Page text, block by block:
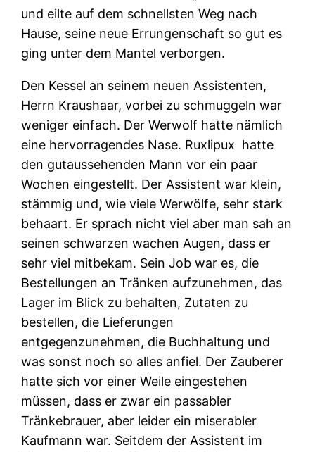
und eilte auf dem schnellsten Weg nach
Hause, seine neue Errungenschaft so gut es
ging unter dem Mantel verborgen.
Den Kessel an seinem neuen Assistenten,
Herrn Kraushaar, vorbei zu schmuggeln war
weniger einfach. Der Werwolf hatte nämlich
eine hervorragendes Nase. Ruxlipux hatte
den gutaussehenden Mann vor ein paar
Wochen eingestellt. Der Assistent war klein,
stämmig und, wie viele Werwölfe, sehr stark
behaart. Er sprach nicht viel aber man sah an
seinen schwarzen wachen Augen, dass er
sehr viel mitbekam. Sein Job war es, die
Bestellungen an Tränken aufzunehmen, das
Lager im Blick zu behalten, Zutaten zu
bestellen, die Lieferungen
entgegenzunehmen, die Buchhaltung und
was sonst noch so alles anfiel. Der Zauberer
hatte sich vor einer Weile eingestehen
müssen, dass er zwar ein passabler
Tränkebrauer, aber leider ein miserabler
Kaufmann war. Seitdem der Assistent im